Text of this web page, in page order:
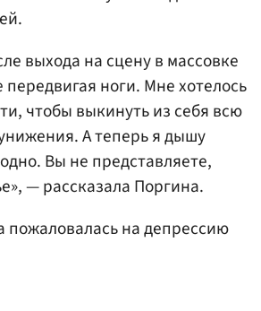
выхода на сцену в массовке
ноги. Мне хотелось
чтобы выкинуть из себя всю
А теперь я дышу
Вы не представляете,
— рассказала Поргина.
пожаловалась на депрессию